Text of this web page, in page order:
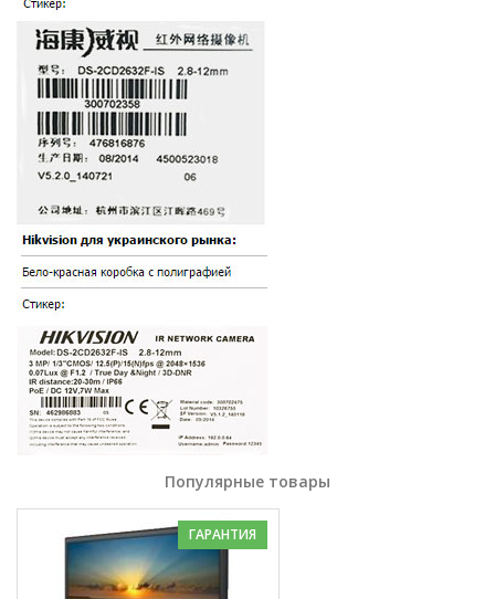
Популярные товары
ГАРАНТИЯ